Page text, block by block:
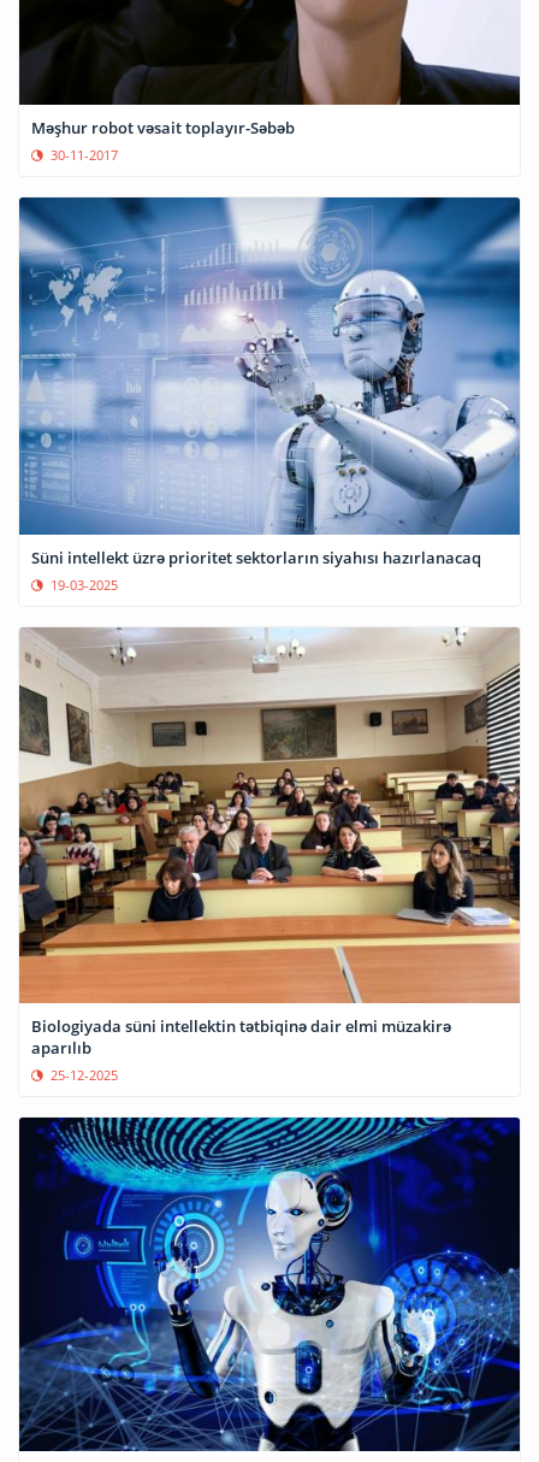
Məşhur robot vəsait toplayır-Səbəb
30-11-2017
Süni intellekt üzrə prioritet sektorların siyahısı hazırlanacaq
19-03-2025
Biologiyada süni intellektin tətbiqinə dair elmi müzakirə
aparılıb
25-12-2025